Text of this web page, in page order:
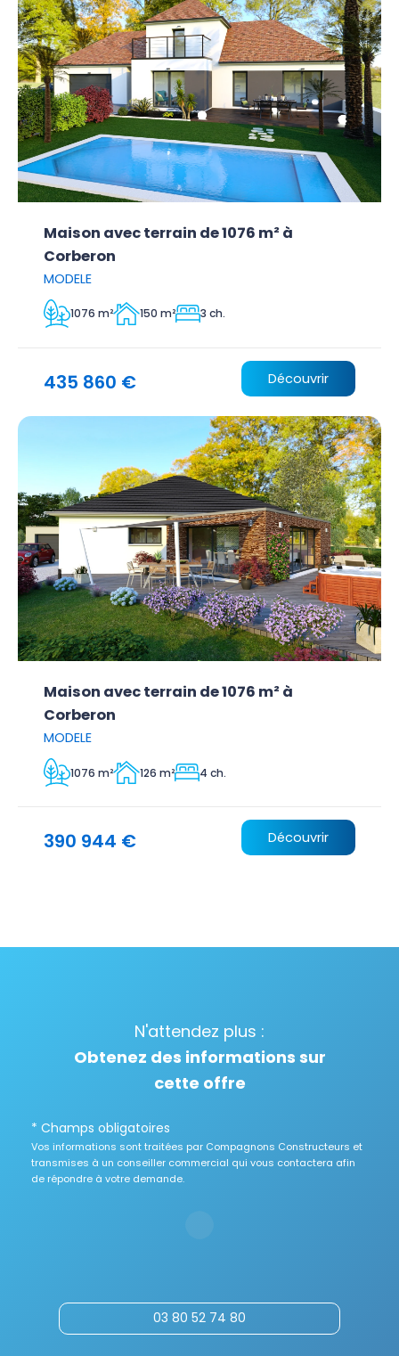
Maison avec terrain de 1076 m² à
Corberon
MODELE
1076 m² 150 m² 3 ch.
435 860 € Découvrir
Maison avec terrain de 1076 m² à
Corberon
MODELE
1076 m² 126 m² 4 ch.
390 944 € Découvrir
N'attendez plus :
Obtenez des informations sur
cette offre
* Champs obligatoires
Vos informations sont traitées par Compagnons Constructeurs et
transmises à un conseiller commercial qui vous contactera afin
de répondre à votre demande.
03 80 52 74 80